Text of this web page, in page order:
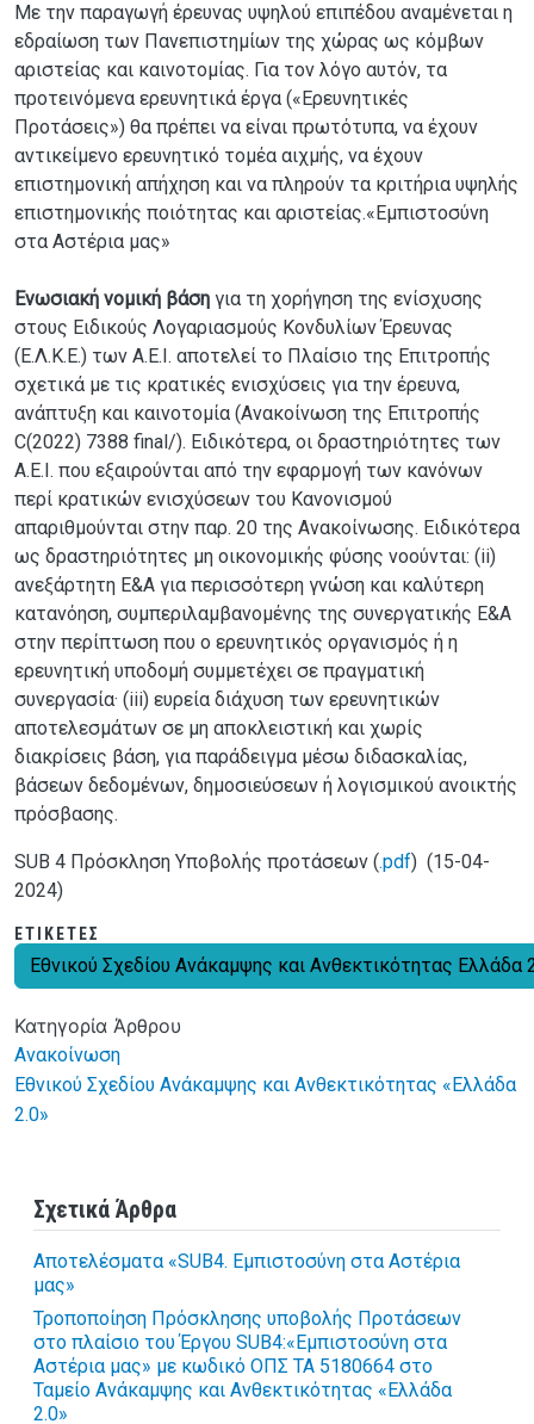
Με την παραγωγή έρευνας υψηλού επιπέδου αναμένεται η
εδραίωση των Πανεπιστημίων της χώρας ως κόμβων
αριστείας και καινοτομίας. Για τον λόγο αυτόν, τα
προτεινόμενα ερευνητικά έργα («Ερευνητικές
Προτάσεις») θα πρέπει να είναι πρωτότυπα, να έχουν
αντικείμενο ερευνητικό τομέα αιχμής, να έχουν
επιστημονική απήχηση και να πληρούν τα κριτήρια υψηλής
επιστημονικής ποιότητας και αριστείας.«Εμπιστοσύνη
στα Αστέρια μας»
Eνωσιακή νομική βάση για τη χορήγηση της ενίσχυσης
στους Ειδικούς Λογαριασμούς Κονδυλίων Έρευνας
(Ε.Λ.Κ.Ε.) των Α.Ε.Ι. αποτελεί το Πλαίσιο της Επιτροπής
σχετικά με τις κρατικές ενισχύσεις για την έρευνα,
ανάπτυξη και καινοτομία (Ανακοίνωση της Επιτροπής
C(2022) 7388 final/). Ειδικότερα, οι δραστηριότητες των
Α.Ε.Ι. που εξαιρούνται από την εφαρμογή των κανόνων
περί κρατικών ενισχύσεων του Κανονισμού
απαριθμούνται στην παρ. 20 της Ανακοίνωσης. Ειδικότερα
ως δραστηριότητες μη οικονομικής φύσης νοούνται: (ii)
ανεξάρτητη Ε&Α για περισσότερη γνώση και καλύτερη
κατανόηση, συμπεριλαμβανομένης της συνεργατικής Ε&Α
στην περίπτωση που ο ερευνητικός οργανισμός ή η
ερευνητική υποδομή συμμετέχει σε πραγματική
συνεργασία· (iii) ευρεία διάχυση των ερευνητικών
αποτελεσμάτων σε μη αποκλειστική και χωρίς
διακρίσεις βάση, για παράδειγμα μέσω διδασκαλίας,
βάσεων δεδομένων, δημοσιεύσεων ή λογισμικού ανοικτής
πρόσβασης.
SUB 4 Πρόσκληση Υποβολής προτάσεων (.pdf) (15-04-
2024)
ΕΤΙΚΈΤΕΣ
Εθνικού Σχεδίου Ανάκαμψης και Ανθεκτικότητας Ελλάδα
Κατηγορία Άρθρου
Ανακοίνωση
Εθνικού Σχεδίου Ανάκαμψης και Ανθεκτικότητας «Ελλάδα
2.0»
Σχετικά Άρθρα
Αποτελέσματα «SUB4. Εμπιστοσύνη στα Αστέρια
μας»
Τροποποίηση Πρόσκλησης υποβολής Προτάσεων
στο πλαίσιο του Έργου SUB4:«Εμπιστοσύνη στα
Αστέρια μας» με κωδικό ΟΠΣ ΤΑ 5180664 στο
Ταμείο Ανάκαμψης και Ανθεκτικότητας «Ελλάδα
2.0»